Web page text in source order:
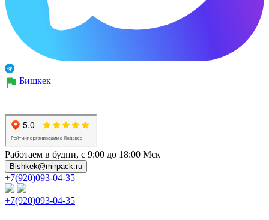
Бишкек
Работаем в будни, с 9:00 до 18:00 Мск
Bishkek@mirpack.ru
+7(920)093-04-35
+7(920)093-04-35